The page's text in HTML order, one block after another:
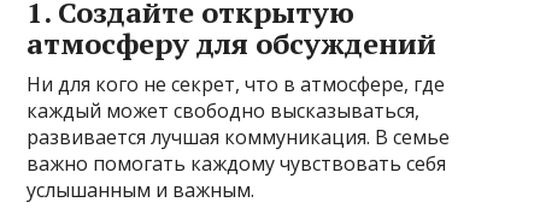
1. Создайте открытую
атмосферу для обсуждений
Ни для кого не секрет, что в атмосфере, где
каждый может свободно высказываться,
развивается лучшая коммуникация. В семье
важно помогать каждому чувствовать себя
услышанным и важным.